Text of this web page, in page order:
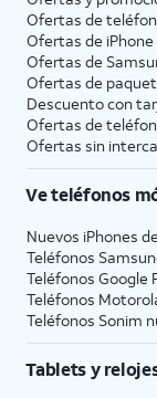
Ofertas de
Ofertas de iPhone
Ofertas de
Ofertas de
Descuento con
Ofertas de
Ofertas sin
Ve teléfonos
Nuevos iPhones
Teléfonos
Teléfonos Google
Teléfonos
Teléfonos Sonim
Tablets y